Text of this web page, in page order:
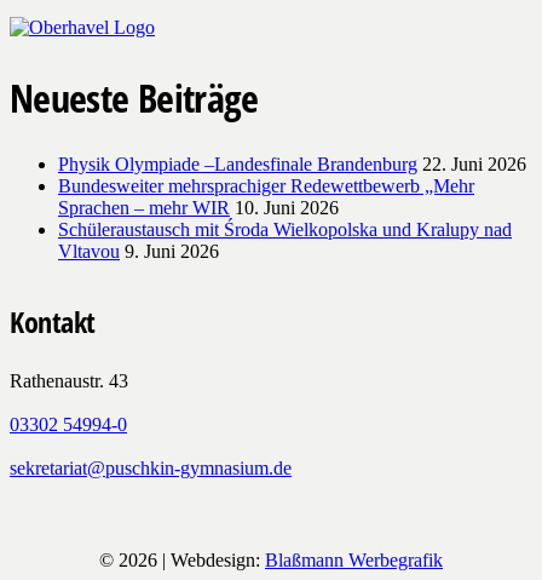
Neueste Beiträge
Physik Olympiade –Landesfinale Brandenburg 22. Juni 2026
Bundesweiter mehrsprachiger Redewettbewerb „Mehr
Sprachen – mehr WIR 10. Juni 2026
Schüleraustausch mit Środa Wielkopolska und Kralupy nad
Vltavou 9. Juni 2026
Kontakt
Rathenaustr. 43
03302 54994-0
sekretariat@puschkin-gymnasium.de
© 2026 | Webdesign: Blaßmann Werbegrafik